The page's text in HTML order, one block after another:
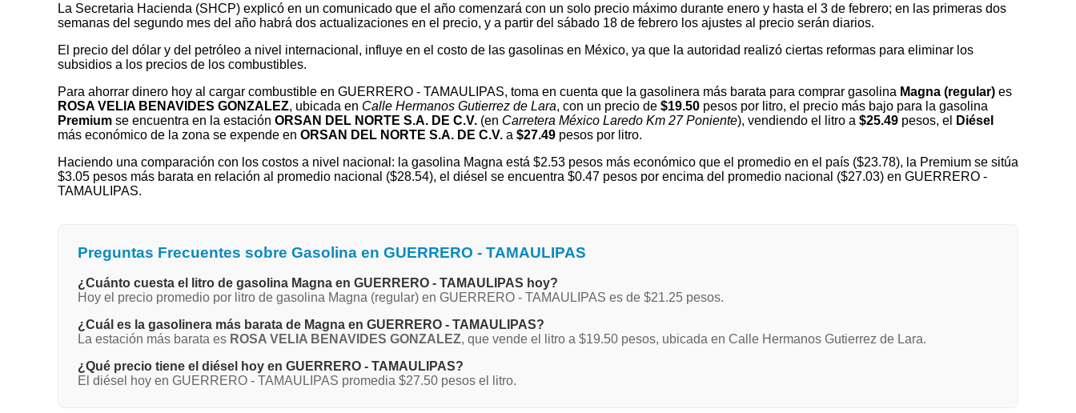
La Secretaria Hacienda (SHCP) explicó en un comunicado que el año comenzará con un solo precio máximo durante enero y hasta el 3 de febrero; en las primeras dos
semanas del segundo mes del año habrá dos actualizaciones en el precio, y a partir del sábado 18 de febrero los ajustes al precio serán diarios.
El precio del dólar y del petróleo a nivel internacional, influye en el costo de las gasolinas en México, ya que la autoridad realizó ciertas reformas para eliminar los
subsidios a los precios de los combustibles.
Para ahorrar dinero hoy al cargar combustible en GUERRERO - TAMAULIPAS, toma en cuenta que la gasolinera más barata para comprar gasolina Magna (regular) es
ROSA VELIA BENAVIDES GONZALEZ, ubicada en Calle Hermanos Gutierrez de Lara, con un precio de $19.50 pesos por litro, el precio más bajo para la gasolina
Premium se encuentra en la estación ORSAN DEL NORTE S.A. DE C.V. (en Carretera México Laredo Km 27 Poniente), vendiendo el litro a $25.49 pesos, el
Diésel
más económico de la zona se expende en ORSAN DEL NORTE S.A. DE C.V. a $27.49 pesos por litro.
Haciendo una comparación con los costos a nivel nacional: la gasolina Magna está $2.53 pesos más económico que el promedio en el país ($23.78), la Premium se sitúa
$3.05 pesos más barata en relación al promedio nacional ($28.54), el diésel se encuentra $0.47 pesos por encima del promedio nacional ($27.03) en GUERRERO -
TAMAULIPAS.
Preguntas Frecuentes sobre Gasolina en GUERRERO - TAMAULIPAS
¿Cuánto cuesta el litro de gasolina Magna en GUERRERO - TAMAULIPAS hoy?
Hoy el precio promedio por litro de gasolina Magna (regular) en GUERRERO - TAMAULIPAS es de $21.25 pesos.
¿Cuál es la gasolinera más barata de Magna en GUERRERO - TAMAULIPAS?
La estación más barata es ROSA VELIA BENAVIDES GONZALEZ, que vende el litro a $19.50 pesos, ubicada en Calle Hermanos Gutierrez de Lara.
¿Qué precio tiene el diésel hoy en GUERRERO - TAMAULIPAS?
El diésel hoy en GUERRERO - TAMAULIPAS promedia $27.50 pesos el litro.